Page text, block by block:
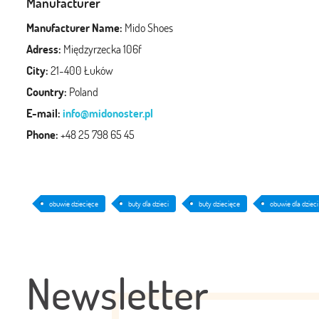
Manufacturer Name: Mido Shoes
Adress: Międzyrzecka 106f
City:21-400 Łuków
Country: Poland
E-mail:info@midonoster.pl
Phone:+48 25 798 65 45
obuwie dziecięce buty dla dzieci buty dziecięce obuwie dla dzieci
Newsletter